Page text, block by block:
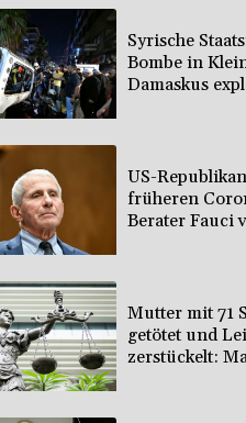
Syrische
Bombe in
Damaskus
US-
früheren
Berater Fauci
Mutter mit 71
getötet und
zerstückelt: